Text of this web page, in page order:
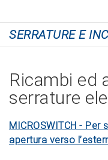
SERRATURE E
Ricambi ed
serrature
MICROSWITCH -
apertura verso